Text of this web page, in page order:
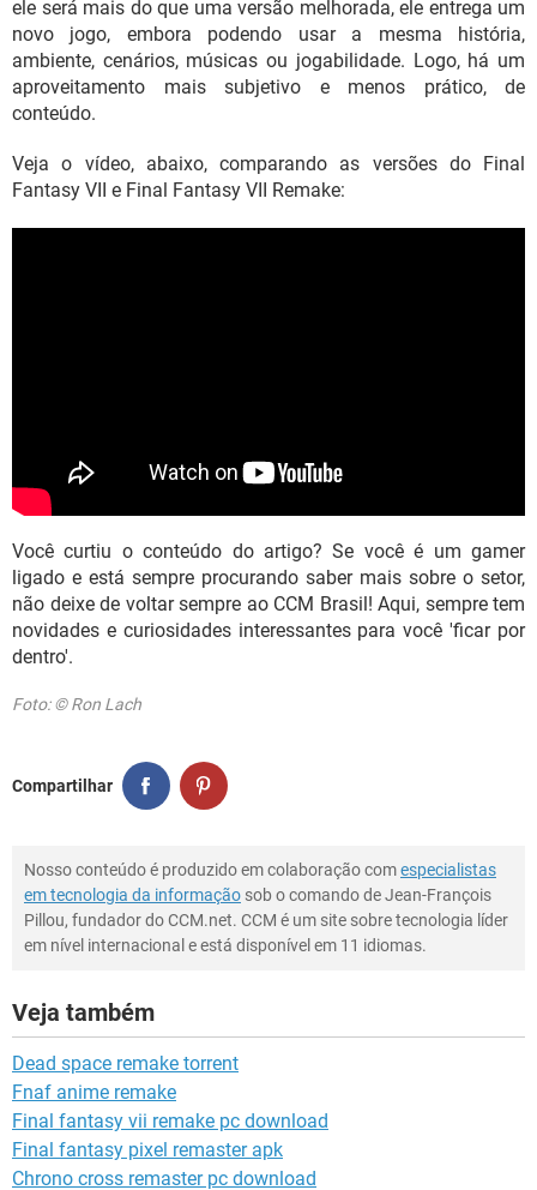
ele será mais do que uma versão melhorada, ele entrega um
novo jogo, embora podendo usar a mesma história,
ambiente, cenários, músicas ou jogabilidade. Logo, há um
aproveitamento mais subjetivo e menos prático, de
conteúdo.
Veja o vídeo, abaixo, comparando as versões do Final
Fantasy VII e Final Fantasy VII Remake:
Você curtiu o conteúdo do artigo? Se você é um gamer
ligado e está sempre procurando saber mais sobre o setor,
não deixe de voltar sempre ao CCM Brasil! Aqui, sempre tem
novidades e curiosidades interessantes para você 'ficar por
dentro'.
Foto: © Ron Lach
Compartilhar
Nosso conteúdo é produzido em colaboração comespecialistas
em tecnologia da informação sob o comando de Jean-François
Pillou, fundador do CCM.net. CCM é um site sobre tecnologia líder
em nível internacional e está disponível em 11 idiomas.
Veja também
Dead space remake torrent
Fnaf anime remake
Final fantasy vii remake pc download
Final fantasy pixel remaster apk
Chrono cross remaster pc download